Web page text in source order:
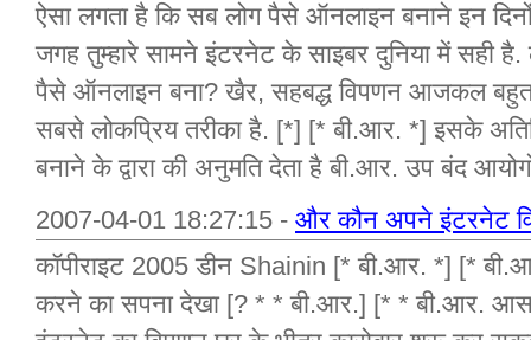
ऐसा लगता है कि सब लोग पैसे ऑनलाइन बनाने इन
जगह तुम्हारे सामने इंटरनेट के साइबर दुनिया में सही
पैसे ऑनलाइन बना? खैर, सहबद्ध विपणन आजकल
सबसे लोकप्रिय तरीका है. [*] [* बी.आर. *] इसके
बनाने के द्वारा की अनुमति देता है बी.आर. उप बंद
2007-04-01 18:27:15 - और कौन अपने इंटरनेट
कॉपीराइट 2005 डीन Shainin [* बी.आर. *] [*
करने का सपना देखा [? * * बी.आर.] [* * बी.आर.